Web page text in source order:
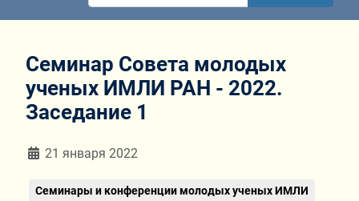
Семинар Совета молодых
ученых ИМЛИ РАН - 2022.
Заседание 1
Информация о материале
21 января 2022
Семинары и конференции молодых ученых ИМЛИ